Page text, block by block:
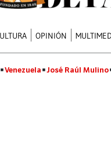
OPINIÓN
Venezuela José Raúl Mulino